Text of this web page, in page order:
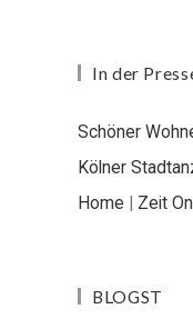
In der
Schöner
Kölner
Home | Zeit
BLOGST